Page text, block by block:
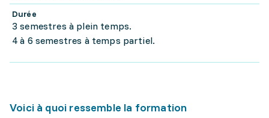
Durée
3 semestres à plein temps.
4 à 6 semestres à temps partiel.
Voici à quoi ressemble la formation